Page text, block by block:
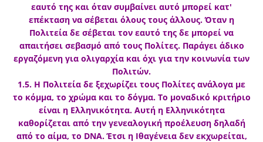
εαυτό της και όταν συμβαίνει αυτό μπορεί κατ'
επέκταση να σέβεται όλους τους άλλους. Όταν η
Πολιτεία δε σέβεται τον εαυτό της δε μπορεί να
απαιτήσει σεβασμό από τους Πολίτες. Παράγει άδικο
εργαζόμενη για ολιγαρχία και όχι για την κοινωνία των
Πολιτών.
1.5. Η Πολιτεία δε ξεχωρίζει τους Πολίτες ανάλογα με
το κόμμα, το χρώμα και το δόγμα. Το μοναδικό κριτήριο
είναι η Ελληνικότητα. Αυτή η Ελληνικότητα
καθορίζεται από την γενεαλογική προέλευση δηλαδή
από το αίμα, το DNA. Έτσι η Ιθαγένεια δεν εκχωρείται,